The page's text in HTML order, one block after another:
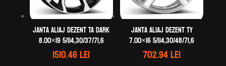
Janta aliaj DEZENT TA dark
8.00×19 5/114,30/37/71,6
1510.46lei
Janta aliaj DEZENT TY
7.00×16 5/114,30/48/71,6
702.94lei